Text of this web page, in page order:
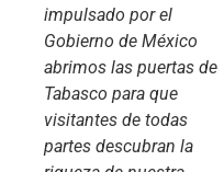
impulsado por el
Gobierno de México
abrimos las puertas de
Tabasco para que
visitantes de todas
partes descubran la